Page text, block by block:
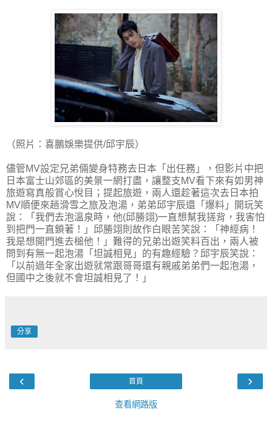
（照片：喜鵬娛樂提供/邱宇辰）
儘管MV設定兄弟倆變身特務去日本「出任務」，但影片中把
日本富士山郊區的美景一網打盡，讓整支MV看下來有如男神
旅遊寫真般賞心悅目；提起旅遊，兩人還趁著這次去日本拍
MV順便來趟滑雪之旅及泡湯，弟弟邱宇辰還「爆料」開玩笑
說：「我們去泡溫泉時，他(邱勝翊)一直想幫我搓背，我害怕
到把門一直鎖著！」邱勝翊則故作白眼苦笑說：「神經病！
我是想開門進去槌他！」難得的兄弟出遊笑料百出，兩人被
問到有無一起泡湯「坦誠相見」的有趣經驗？邱宇辰笑說：
「以前過年全家出遊就常跟哥哥還有親戚弟弟們一起泡湯，
但國中之後就不會坦誠相見了！」
分享
‹ ›
首頁
查看網路版